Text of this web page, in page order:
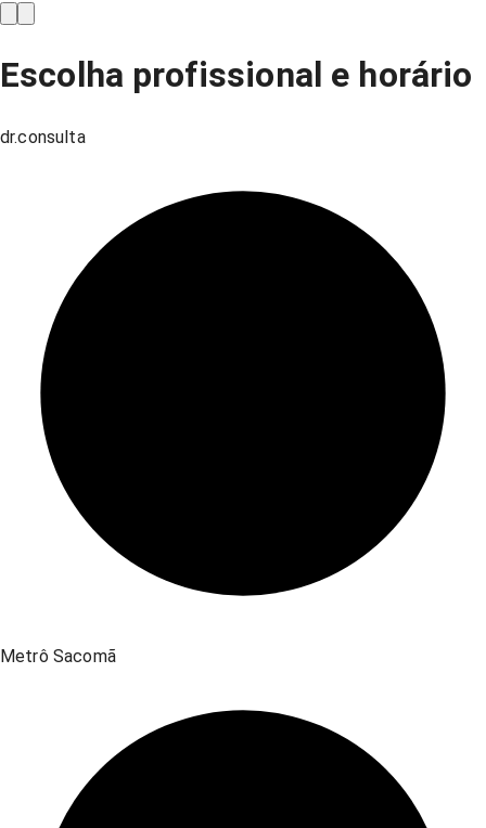
Escolha profissional e horário
dr.consulta
Metrô Sacomã